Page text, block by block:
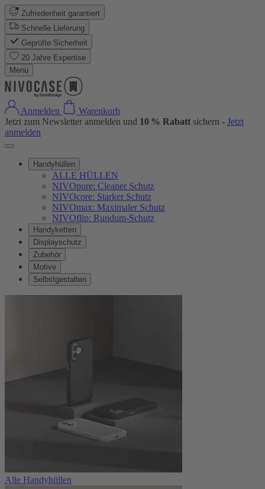
Zufriedenheit garantiert
Schnelle Lieferung
Geprüfte Sicherheit
20 Jahre Expertise
Menü
Anmelden
Warenkorb
Jetzt zum Newsletter anmelden und 10 % Rabatt sichern - Jetzt
anmelden
Handyhüllen
ALLE HÜLLEN
NIVOpure: Cleaner Schutz
NIVOcore: Starker Schutz
NIVOmax: Maximaler Schutz
NIVOflip: Rundum-Schutz
Handyketten
Displayschutz
Zubehör
Motive
Selbstgestalten
Alle Handyhüllen